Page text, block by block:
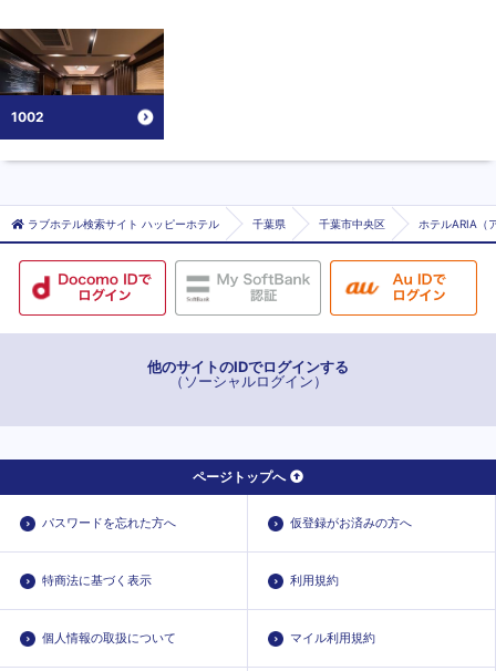
1002
ラブホテル検索サイト ハッピーホテル 千葉県 千葉市中央区 ホテルARIA（
他のサイトのIDでログインする
（ソーシャルログイン）
ページトップへ
パスワードを忘れた方へ 仮登録がお済みの方へ
特商法に基づく表示 利用規約
個人情報の取扱について マイル利用規約